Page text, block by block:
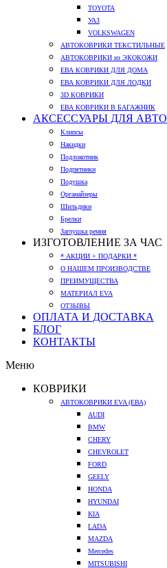
TOYOTA
УАЗ
VOLKSWAGEN
АВТОКОВРИКИ ТЕКСТИЛЬНЫЕ
АВТОКОВРИКИ из ЭКОКОЖИ
ЕВА КОВРИКИ ДЛЯ ДОМА
ЕВА КОВРИКИ ДЛЯ ЛОДКИ
3D КОВРИКИ
ЕВА КОВРИКИ В БАГАЖНИК
АКСЕССУАРЫ ДЛЯ АВТО
Клипсы
Накидки
Подлокотник
Подпятники
Подушка
Органайзеры
Шильдики
Брелки
Заглушка ремня
ИЗГОТОВЛЕНИЕ ЗА ЧАС
* АКЦИИ + ПОДАРКИ *
О НАШЕМ ПРОИЗВОДСТВЕ
ПРЕИМУЩЕСТВА
МАТЕРИАЛ EVA
ОТЗЫВЫ
ОПЛАТА И ДОСТАВКА
БЛОГ
КОНТАКТЫ
Меню
КОВРИКИ
АВТОКОВРИКИ EVA (ЕВА)
AUDI
BMW
CHERY
CHEVROLET
FORD
GEELY
HONDA
HYUNDAI
KIA
LADA
MAZDA
Mercedes
MITSUBISHI